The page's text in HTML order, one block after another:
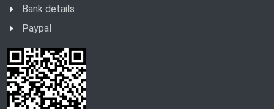
Bank details
Paypal